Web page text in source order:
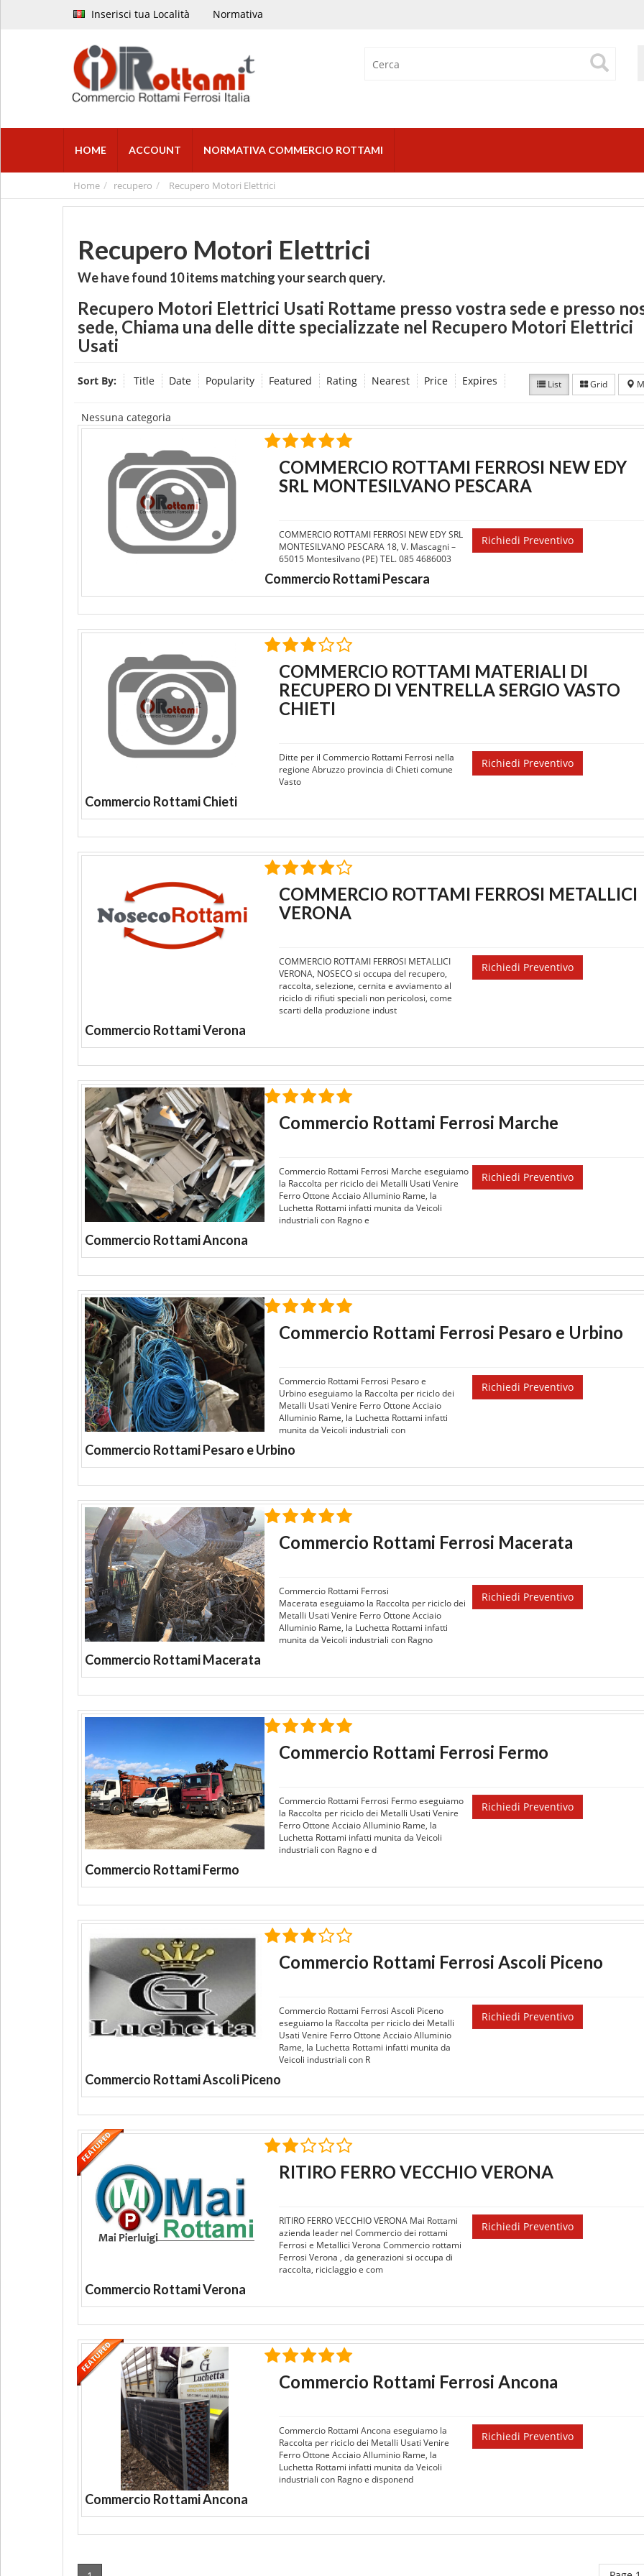
Inserisci tua Località Normativa
HOME ACCOUNT NORMATIVA COMMERCIO ROTTAMI
Home recupero Recupero Motori Elettrici
Recupero Motori Elettrici
We have found 10items matching your search query.
Recupero Motori Elettrici Usati Rottame presso vostra sede e presso
sede, Chiama una delle ditte specializzate nel Recupero Motori Elettrici
Usati
Sort By: Title Date Popularity Featured Rating Nearest Price Expires List Grid
Nessuna categoria
COMMERCIO ROTTAMI FERROSI NEW EDY
SRL MONTESILVANO PESCARA
COMMERCIO ROTTAMI FERROSI NEW EDY SRL
MONTESILVANO PESCARA 18, V. Mascagni –
65015 Montesilvano (PE) TEL. 085 4686003
Richiedi Preventivo
Commercio Rottami Pescara
COMMERCIO ROTTAMI MATERIALI DI
RECUPERO DI VENTRELLA SERGIO VASTO
CHIETI
Ditte per il Commercio Rottami Ferrosi nella
regione Abruzzo provincia di Chieti comune
Vasto
Richiedi Preventivo
Commercio Rottami Chieti
COMMERCIO ROTTAMI FERROSI METALLICI
VERONA
COMMERCIO ROTTAMI FERROSI METALLICI
VERONA, NOSECO si occupa del recupero,
raccolta, selezione, cernita e avviamento al
riciclo di rifiuti speciali non pericolosi, come
scarti della produzione indust
Richiedi Preventivo
Commercio Rottami Verona
Commercio Rottami Ferrosi Marche
Commercio Rottami Ferrosi Marche eseguiamo
la Raccolta per riciclo dei Metalli Usati Venire
Ferro Ottone Acciaio Alluminio Rame, la
Luchetta Rottami infatti munita da Veicoli
industriali con Ragno e
Richiedi Preventivo
Commercio Rottami Ancona
Commercio Rottami Ferrosi Pesaro e Urbino
Commercio Rottami Ferrosi Pesaro e
Urbino eseguiamo la Raccolta per riciclo dei
Metalli Usati Venire Ferro Ottone Acciaio
Alluminio Rame, la Luchetta Rottami infatti
munita da Veicoli industriali con
Richiedi Preventivo
Commercio Rottami Pesaro e Urbino
Commercio Rottami Ferrosi Macerata
Commercio Rottami Ferrosi
Macerata eseguiamo la Raccolta per riciclo dei
Metalli Usati Venire Ferro Ottone Acciaio
Alluminio Rame, la Luchetta Rottami infatti
munita da Veicoli industriali con Ragno
Richiedi Preventivo
Commercio Rottami Macerata
Commercio Rottami Ferrosi Fermo
Commercio Rottami Ferrosi Fermo eseguiamo
la Raccolta per riciclo dei Metalli Usati Venire
Ferro Ottone Acciaio Alluminio Rame, la
Luchetta Rottami infatti munita da Veicoli
industriali con Ragno e d
Richiedi Preventivo
Commercio Rottami Fermo
Commercio Rottami Ferrosi Ascoli Piceno
Commercio Rottami Ferrosi Ascoli Piceno
eseguiamo la Raccolta per riciclo dei Metalli
Usati Venire Ferro Ottone Acciaio Alluminio
Rame, la Luchetta Rottami infatti munita da
Veicoli industriali con R
Richiedi Preventivo
Commercio Rottami Ascoli Piceno
RITIRO FERRO VECCHIO VERONA
RITIRO FERRO VECCHIO VERONA Mai Rottami
azienda leader nel Commercio dei rottami
Ferrosi e Metallici Verona Commercio rottami
Ferrosi Verona , da generazioni si occupa di
raccolta, riciclaggio e com
Richiedi Preventivo
Commercio Rottami Verona
Commercio Rottami Ferrosi Ancona
Commercio Rottami Ancona eseguiamo la
Raccolta per riciclo dei Metalli Usati Venire
Ferro Ottone Acciaio Alluminio Rame, la
Luchetta Rottami infatti munita da Veicoli
industriali con Ragno e disponend
Richiedi Preventivo
Commercio Rottami Ancona